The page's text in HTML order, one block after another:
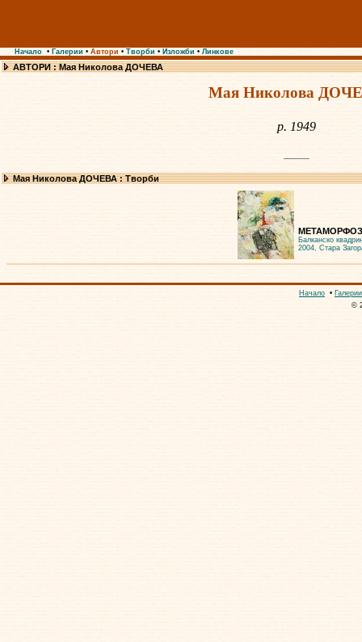
Начало • Галерии • Автори • Творби • Изложби • Линкове
АВТОРИ : Мая Николова ДОЧЕВА
Мая Николова
р. 1949
Мая Николова ДОЧЕВА : Творби
Балканско
2004, Стара
Начало • Галерии
©